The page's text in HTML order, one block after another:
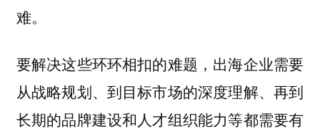
难。
要解决这些环环相扣的难题，出海企业需要
从战略规划、到目标市场的深度理解、再到
长期的品牌建设和人才组织能力等都需要有